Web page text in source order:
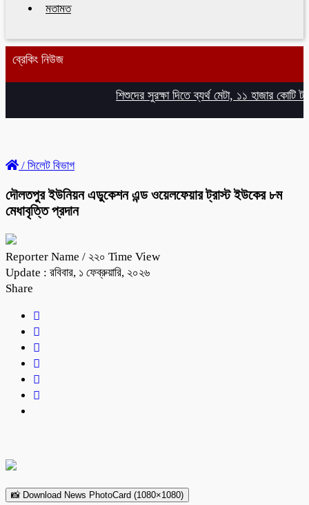
মতামত
ব্রেকিং নিউজ
শিশুদের সুরক্ষা দিতে ব্যর্থ মেটা, ১১ হাজার কোটি টাকা
/ সিলেট বিভাগ
দৌলতপুর ইউনিয়ন এডুকেশন এন্ড ওয়েলফেয়ার ট্রাস্ট ইউকের ৮ম
মেধাবৃত্তি প্রদান
Reporter Name / ২২০ Time View
Update : রবিবার, ১ ফেব্রুয়ারি, ২০২৬
Share
📸 Download News PhotoCard (1080×1080)